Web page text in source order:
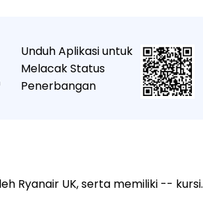
Unduh Aplikasi untuk
Melacak Status
Penerbangan
Ryanair UK, serta memiliki -- kursi.